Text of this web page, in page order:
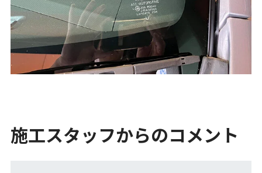
施工スタッフからのコメント